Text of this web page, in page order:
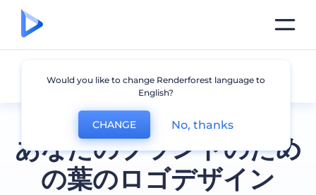
あなたのブランドのため
の葉のロゴデザイン
葉
Would you like to change Renderforest language to
English?
CHANGE No, thanks